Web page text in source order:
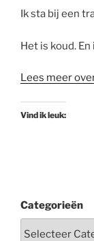
Ik sta bij een
Het is koud. En
Lees meer
Vind ik leuk:
Categorieën